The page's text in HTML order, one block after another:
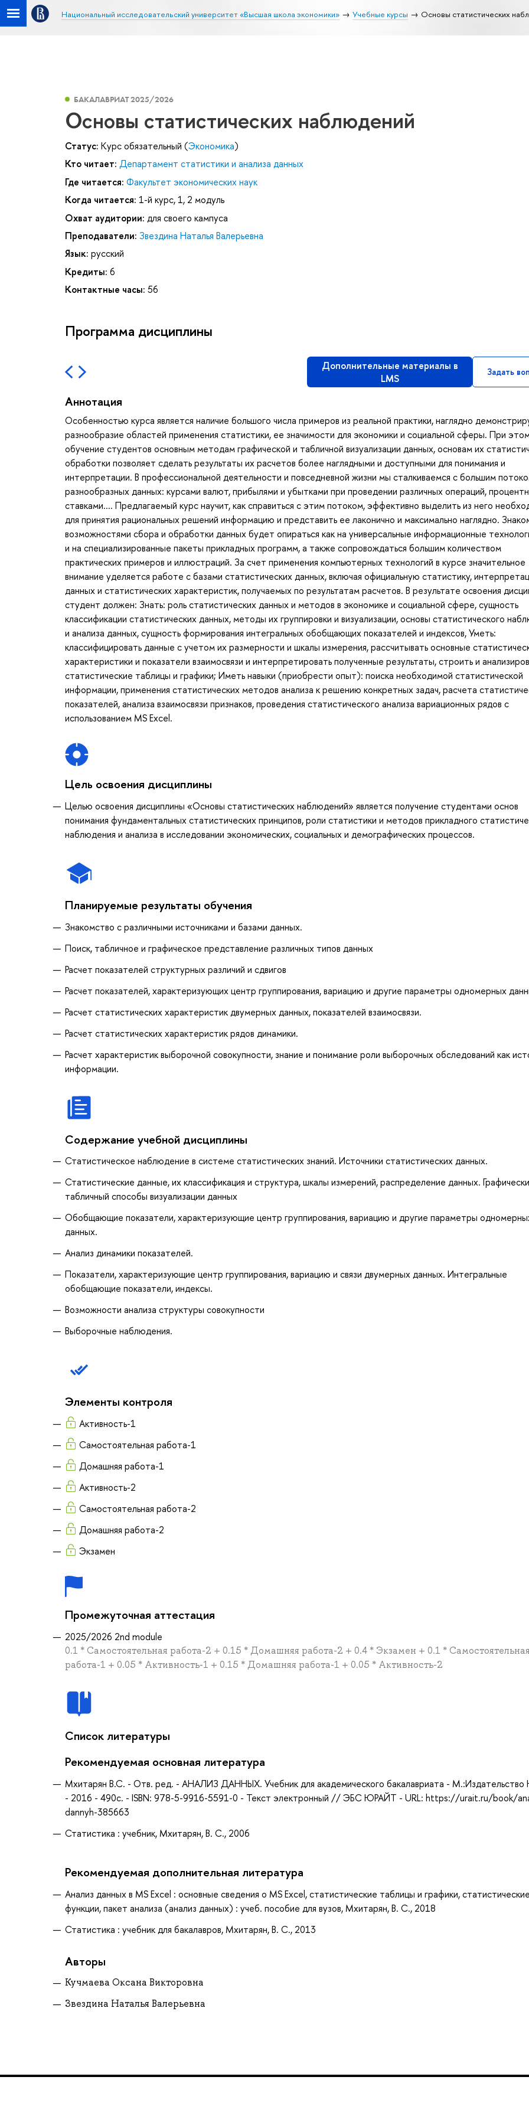
Национальный исследовательский университет «Высшая школа экономики» Учебные курсы Основы статистических
БАКАЛАВРИАТ 2025/2026
Основы статистических наблюдений
Статус: Курс обязательный (Экономика)
Кто читает: Департамент статистики и анализа данных
Где читается: Факультет экономических наук
Когда читается: 1-й курс, 1, 2 модуль
Охват аудитории: для своего кампуса
Преподаватели: Звездина Наталья Валерьевна
Язык: русский
Кредиты: 6
Контактные часы: 56
Программа дисциплины
Дополнительные материалы в
LMS
Задать
Аннотация
Особенностью курса является наличие большого числа примеров из реальной практики, наглядно
разнообразие областей применения статистики, ее значимости для экономики и социальной сферы. При
обучение студентов основным методам графической и табличной визуализации данных, основам их
обработки позволяет сделать результаты их расчетов более наглядными и доступными для понимания и
интерпретации. В профессиональной деятельности и повседневной жизни мы сталкиваемся с большим
разнообразных данных: курсами валют, прибылями и убытками при проведении различных операций,
ставками.... Предлагаемый курс научит, как справиться с этим потоком, эффективно выделить из него
для принятия рациональных решений информацию и представить ее лаконично и максимально наглядно.
возможностями сбора и обработки данных будет опираться как на универсальные информационные
и на специализированные пакеты прикладных программ, а также сопровождаться большим количеством
практических примеров и иллюстраций. За счет применения компьютерных технологий в курсе значительное
внимание уделяется работе с базами статистических данных, включая официальную статистику,
данных и статистических характеристик, получаемых по результатам расчетов. В результате освоения
студент должен: Знать: роль статистических данных и методов в экономике и социальной сфере, сущность
классификации статистических данных, методы их группировки и визуализации, основы статистического
и анализа данных, сущность формирования интегральных обобщающих показателей и индексов, Уметь:
классифицировать данные с учетом их размерности и шкалы измерения, рассчитывать основные
характеристики и показатели взаимосвязи и интерпретировать полученные результаты, строить и
статистические таблицы и графики; Иметь навыки (приобрести опыт): поиска необходимой статистической
информации, применения статистических методов анализа к решению конкретных задач, расчета
показателей, анализа взаимосвязи признаков, проведения статистического анализа вариационных рядов с
использованием MS Excel.
Цель освоения дисциплины
Целью освоения дисциплины «Основы статистических наблюдений» является получение студентами основ
понимания фундаментальных статистических принципов, роли статистики и методов прикладного
наблюдения и анализа в исследовании экономических, социальных и демографических процессов.
Планируемые результаты обучения
Знакомство с различными источниками и базами данных.
Поиск, табличное и графическое представление различных типов данных
Расчет показателей структурных различий и сдвигов
Расчет показателей, характеризующих центр группирования, вариацию и другие параметры одномерных
Расчет статистических характеристик двумерных данных, показателей взаимосвязи.
Расчет статистических характеристик рядов динамики.
Расчет характеристик выборочной совокупности, знание и понимание роли выборочных обследований как
информации.
Содержание учебной дисциплины
Статистическое наблюдение в системе статистических знаний. Источники статистических данных.
Статистические данные, их классификация и структура, шкалы измерений, распределение данных.
табличный способы визуализации данных
Обобщающие показатели, характеризующие центр группирования, вариацию и другие параметры
данных.
Анализ динамики показателей.
Показатели, характеризующие центр группирования, вариацию и связи двумерных данных. Интегральные
обобщающие показатели, индексы.
Возможности анализа структуры совокупности
Выборочные наблюдения.
Элементы контроля
Активность-1
Самостоятельная работа-1
Домашняя работа-1
Активность-2
Самостоятельная работа-2
Домашняя работа-2
Экзамен
Промежуточная аттестация
2025/2026 2nd module
0.1 * Самостоятельная работа-2 + 0.15 * Домашняя работа-2 + 0.4 * Экзамен + 0.1 * Самостоятельная
работа-1 + 0.05 * Активность-1 + 0.15 * Домашняя работа-1 + 0.05 * Активность-2
Список литературы
Рекомендуемая основная литература
Мхитарян В.С. - Отв. ред. - АНАЛИЗ ДАННЫХ. Учебник для академического бакалавриата -
- 2016 - 490с. - ISBN: 978-5-9916-5591-0 - Текст электронный // ЭБС ЮРАЙТ - URL: https://urait.ru/book/
dannyh-385663
Статистика : учебник, Мхитарян, В. С., 2006
Рекомендуемая дополнительная литература
Анализ данных в MS Excel : основные сведения о MS Excel, статистические таблицы и графики, статистические
функции, пакет анализа (анализ данных) : учеб. пособие для вузов, Мхитарян, В. С., 2018
Статистика : учебник для бакалавров, Мхитарян, В. С., 2013
Авторы
Кучмаева Оксана Викторовна
Звездина Наталья Валерьевна